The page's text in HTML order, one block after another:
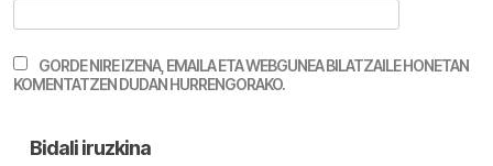
GORDE NIRE IZENA, EMAILA ETA WEBGUNEA BILATZAILE HONETAN
KOMENTATZEN DUDAN HURRENGORAKO.